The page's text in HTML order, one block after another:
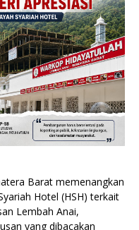
Barat memenangkan
Hotel (HSH) terkait
Lembah Anai,
yang dibacakan